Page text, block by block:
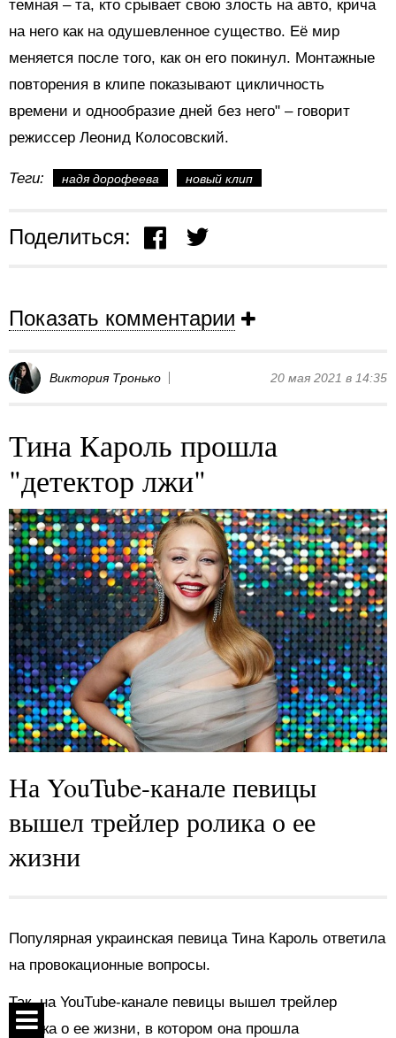
темная – та, кто срывает свою злость на авто, крича
на него как на одушевленное существо. Её мир
меняется после того, как он его покинул. Монтажные
повторения в клипе показывают цикличность
времени и однообразие дней без него" – говорит
режиссер Леонид Колосовский.
Теги: надя дорофеева новый клип
Поделиться:
Показать комментарии
Виктория Тронько 20 мая 2021 в 14:35
Тина Кароль прошла
"детектор лжи"
На YouTube-канале певицы
вышел трейлер ролика о ее
жизни
Популярная украинская певица Тина Кароль ответила
на провокационные вопросы.
Так, на YouTube-канале певицы вышел трейлер
ролика о ее жизни, в котором она прошла